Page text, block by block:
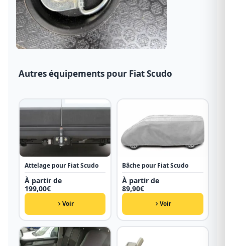
Autres équipements pour Fiat Scudo
Attelage pour Fiat Scudo
À partir de
199,00€
Voir
Bâche pour Fiat Scudo
À partir de
89,90€
Voir